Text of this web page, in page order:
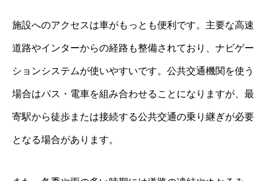
施設へのアクセスは車がもっとも便利です。主要な高速
道路やインターからの経路も整備されており、ナビゲー
ションシステムが使いやすいです。公共交通機関を使う
場合はバス・電車を組み合わせることになりますが、最
寄駅から徒歩または接続する公共交通の乗り継ぎが必要
となる場合があります。